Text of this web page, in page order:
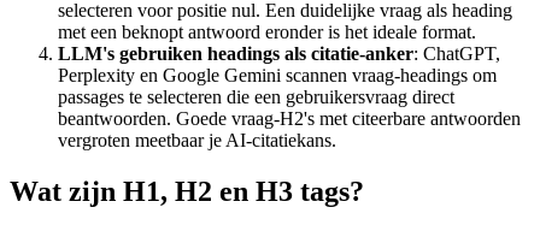
selecteren voor positie nul. Een duidelijke vraag als heading
met een beknopt antwoord eronder is het ideale format.
LLM's gebruiken headings als citatie-anker: ChatGPT,
Perplexity en Google Gemini scannen vraag-headings om
passages te selecteren die een gebruikersvraag direct
beantwoorden. Goede vraag-H2's met citeerbare antwoorden
vergroten meetbaar je AI-citatiekans.
Wat zijn H1, H2 en H3 tags?